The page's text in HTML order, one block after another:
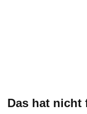
Das hat